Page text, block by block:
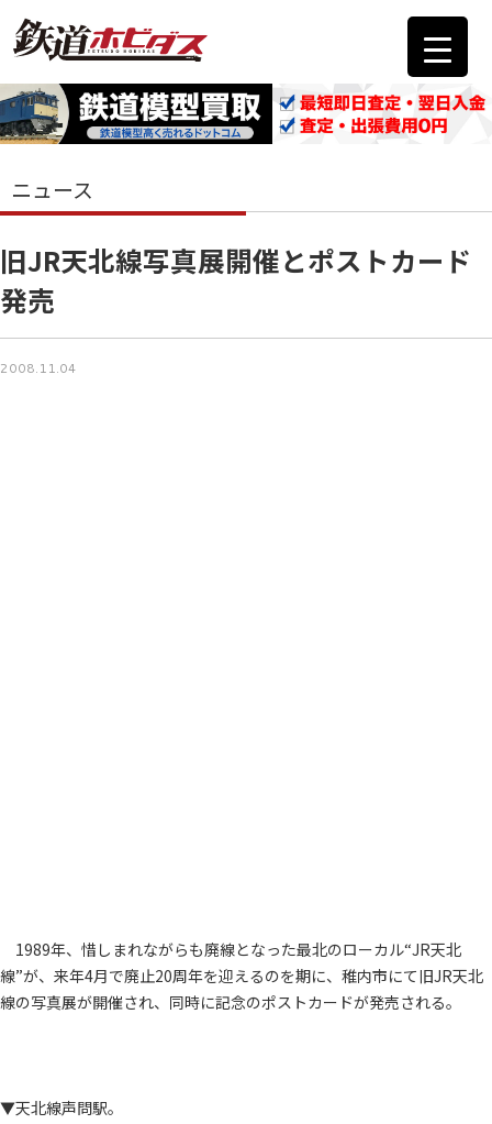
ニュース
旧JR天北線写真展開催とポストカード
発売
2008.11.04
1989年、惜しまれながらも廃線となった最北のローカル“JR天北
線”が、来年4月で廃止20周年を迎えるのを期に、稚内市にて旧JR天北
線の写真展が開催され、同時に記念のポストカードが発売される。
▼天北線声問駅。